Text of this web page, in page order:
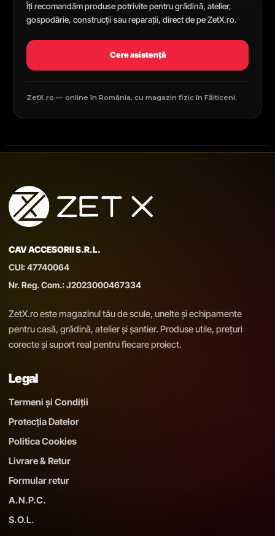
Îți recomandăm produse potrivite pentru grădină, atelier,
gospodărie, construcții sau reparații, direct de pe ZetX.ro.
Cere asistență
ZetX.ro — online în România, cu magazin fizic în Fălticeni.
CAV ACCESORII S.R.L.
CUI: 47740064
Nr. Reg. Com.: J2023000467334
ZetX.ro este magazinul tău de scule, unelte și echipamente
pentru casă, grădină, atelier și șantier. Produse utile, prețuri
corecte și suport real pentru fiecare proiect.
Legal
Termeni și Condiții
Protecția Datelor
Politica Cookies
Livrare & Retur
Formular retur
A.N.P.C.
S.O.L.